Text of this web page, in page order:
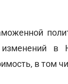
в
в том